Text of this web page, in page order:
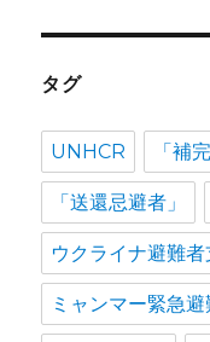
タグ
UNHCR 「補
「送還忌避者」
ウクライナ避難者
ミャンマー緊急